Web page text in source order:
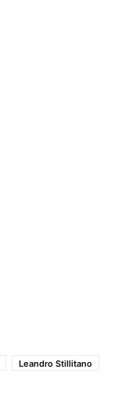
Leandro Stillitano